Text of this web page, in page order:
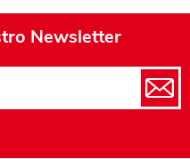
Newsletter